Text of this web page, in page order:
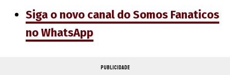
Siga o novo canal do Somos Fanaticos
no WhatsApp
PUBLICIDADE